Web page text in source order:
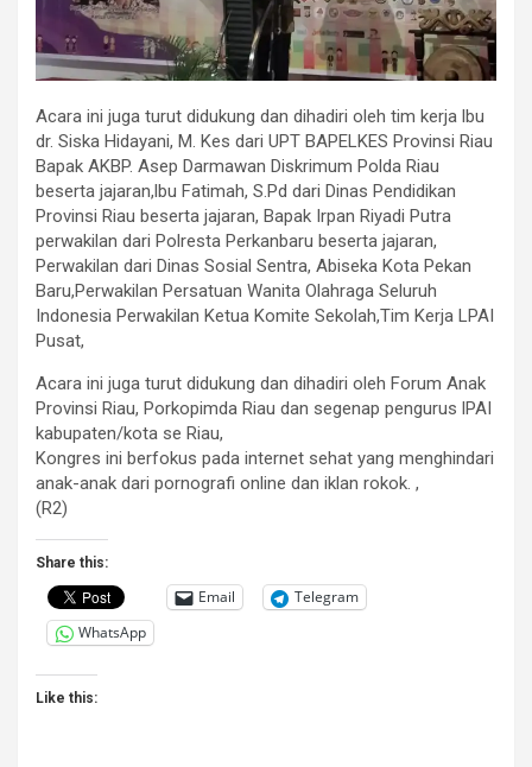
Acara ini juga turut didukung dan dihadiri oleh tim kerja lbu
dr. Siska Hidayani, M. Kes dari UPT BAPELKES Provinsi Riau
Bapak AKBP. Asep Darmawan Diskrimum Polda Riau
beserta jajaran,lbu Fatimah, S.Pd dari Dinas Pendidikan
Provinsi Riau beserta jajaran, Bapak Irpan Riyadi Putra
perwakilan dari Polresta Perkanbaru beserta jajaran,
Perwakilan dari Dinas Sosial Sentra, Abiseka Kota Pekan
Baru,Perwakilan Persatuan Wanita Olahraga Seluruh
Indonesia Perwakilan Ketua Komite Sekolah,Tim Kerja LPAI
Pusat,
Acara ini juga turut didukung dan dihadiri oleh Forum Anak
Provinsi Riau, Porkopimda Riau dan segenap pengurus lPAI
kabupaten/kota se Riau,
Kongres ini berfokus pada internet sehat yang menghindari
anak-anak dari pornografi online dan iklan rokok. ,
(R2)
Share this:
Email
Telegram
WhatsApp
Like this: